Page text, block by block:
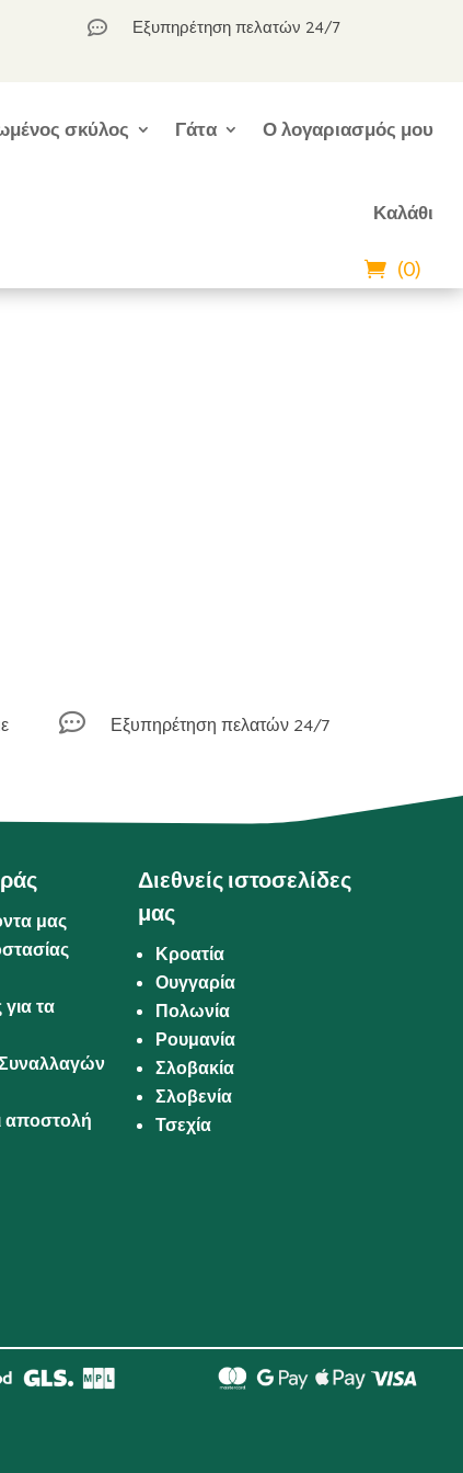
 Εξυπηρέτηση πελατών 24/7
σκύλος Γάτα Ο λογαριασμός μου
Καλάθι
(0)
 Εξυπηρέτηση πελατών 24/7
μας
τα
Συναλλαγών
αποστολή
Διεθνείς ιστοσελίδες
μας
Κροατία
Ουγγαρία
Πολωνία
Ρουμανία
Σλοβακία
Σλοβενία
Τσεχία